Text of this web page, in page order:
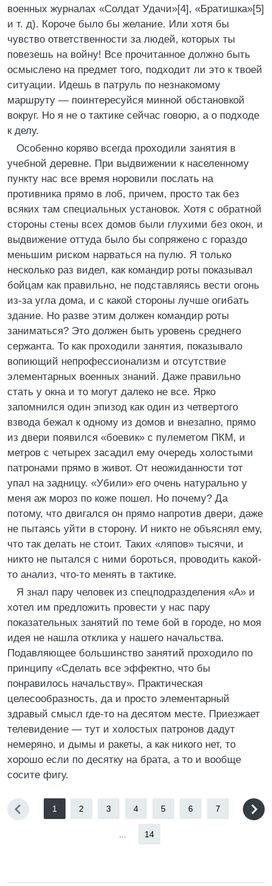
военных журналах «Солдат Удачи»[4], «Братишка»[5]
и т. д). Короче было бы желание. Или хотя бы
чувство ответственности за людей, которых ты
повезешь на войну! Все прочитанное должно быть
осмыслено на предмет того, подходит ли это к твоей
ситуации. Идешь в патруль по незнакомому
маршруту — поинтересуйся минной обстановкой
вокруг. Но я не о тактике сейчас говорю, а о подходе
к делу.
Особенно коряво всегда проходили занятия в
учебной деревне. При выдвижении к населенному
пункту нас все время норовили послать на
противника прямо в лоб, причем, просто так без
всяких там специальных установок. Хотя с обратной
стороны стены всех домов были глухими без окон, и
выдвижение оттуда было бы сопряжено с гораздо
меньшим риском нарваться на пулю. Я только
несколько раз видел, как командир роты показывал
бойцам как правильно, не подставляясь вести огонь
из-за угла дома, и с какой стороны лучше огибать
здание. Но разве этим должен командир роты
заниматься? Это должен быть уровень среднего
сержанта. То как проходили занятия, показывало
вопиющий непрофессионализм и отсутствие
элементарных военных знаний. Даже правильно
стать у окна и то могут далеко не все. Ярко
запомнился один эпизод как один из четвертого
взвода бежал к одному из домов и внезапно, прямо
из двери появился «боевик» с пулеметом ПКМ, и
метров с четырех засадил ему очередь холостыми
патронами прямо в живот. От неожиданности тот
упал на задницу. «Убили» его очень натурально у
меня аж мороз по коже пошел. Но почему? Да
потому, что двигался он прямо напротив двери, даже
не пытаясь уйти в сторону. И никто не объяснял ему,
что так делать не стоит. Таких «ляпов» тысячи, и
никто не пытался с ними бороться, проводить какой-
то анализ, что-то менять в тактике.
Я знал пару человек из спецподразделения «А» и
хотел им предложить провести у нас пару
показательных занятий по теме бой в городе, но моя
идея не нашла отклика у нашего начальства.
Подавляющее большинство занятий проходило по
принципу «Сделать все эффектно, что бы
понравилось начальству». Практическая
целесообразность, да и просто элементарный
здравый смысл где-то на десятом месте. Приезжает
телевидение — тут и холостых патронов дадут
немеряно, и дымы и ракеты, а как никого нет, то
хорошо если по десятку на брата, а то и вообще
сосите фигу.
1 2 3 4 5 6 7
14